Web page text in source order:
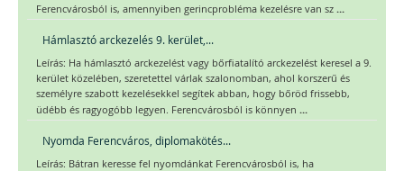
Ferencvárosból is, amennyiben gerincprobléma kezelésre van sz ...
Hámlasztó arckezelés 9. kerület,...
Leírás: Ha hámlasztó arckezelést vagy bőrfiatalító arckezelést keresel a 9.
kerület közelében, szeretettel várlak szalonomban, ahol korszerű és
személyre szabott kezelésekkel segítek abban, hogy bőröd frissebb,
üdébb és ragyogóbb legyen. Ferencvárosból is könnyen ...
Nyomda Ferencváros, diplomakötés...
Leírás: Bátran keresse fel nyomdánkat Ferencvárosból is, ha